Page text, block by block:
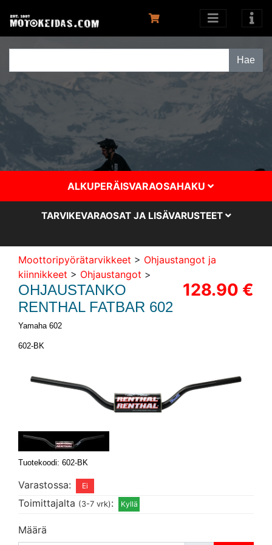
ALKUPERÄISVARAOSAHAKU
TARVIKEVARAOSAT JA LISÄVARUSTEET
Moottoripyörätarvikkeet > Ohjaustangot ja
kiinnikkeet > Ohjaustangot >
128.90 €
OHJAUSTANKO
RENTHAL FATBAR 602
Yamaha 602
602-BK
Tuotekoodi: 602-BK
Varastossa:
Toimittajalta (3-7 vrk):
Määrä